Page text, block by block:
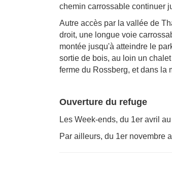
chemin carrossable continuer
Autre accès par la vallée de
droit, une longue voie
montée jusqu'à atteindre le
sortie de bois, au loin un
ferme du Rossberg, et dans la
Ouverture du refuge
Les Week-ends, du 1er avril
Par ailleurs, du 1er novembre